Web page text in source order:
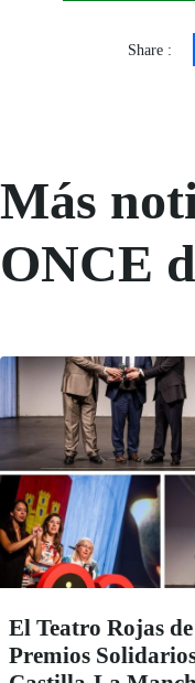
Share :
Más
ONCE
El Teatro Rojas
Premios